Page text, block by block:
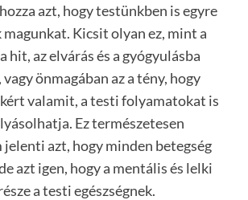
azt, hogy testünkben is egyre
magunkat. Kicsit olyan ez, mint a
hit, az elvárás és a gyógyulásba
önmagában az a tény, hogy
valamit, a testi folyamatokat is
Ez természetesen
jelenti azt, hogy minden betegség
azt igen, hogy a mentális és lelki
a testi egészségnek.